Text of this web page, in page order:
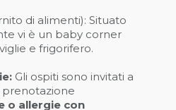
di alimenti): Situato
vi è un baby corner
e frigorifero.
Gli ospiti sono invitati a
prenotazione
o allergie con